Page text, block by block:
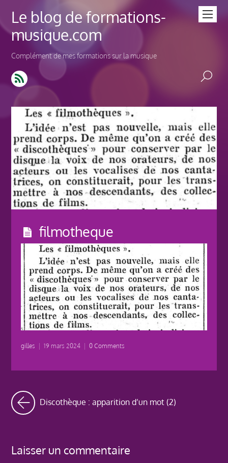
Le blog de formations-
musique.com
Complément de mes formations sur la musique
filmotheque
gilles 19 mars 2024 0 Comments
Discothèque : apparition d’un mot (2)
Laisser un commentaire